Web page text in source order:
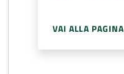
VAI ALLA PAGINA